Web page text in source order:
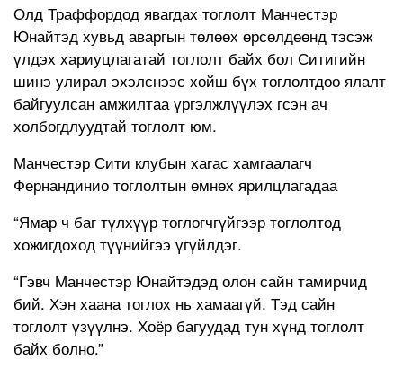
Олд Траффордод явагдах тоглолт Манчестэр
Юнайтэд хувьд аваргын төлөөх өрсөлдөөнд тэсэж
үлдэх хариуцлагатай тоглолт байх бол Ситигийн
шинэ улирал эхэлснээс хойш бүх тоглолтдоо ялалт
байгуулсан амжилтаа үргэлжлүүлэх гсэн ач
холбогдлуудтай тоглолт юм.
Манчестэр Сити клубын хагас хамгаалагч
Фернандинио тоглолтын өмнөх ярилцлагадаа
“Ямар ч баг түлхүүр тоглогчгүйгээр тоглолтод
хожигдоход түүнийгээ үгүйлдэг.
“Гэвч Манчестэр Юнайтэдэд олон сайн тамирчид
бий. Хэн хаана тоглох нь хамаагүй. Тэд сайн
тоглолт үзүүлнэ. Хоёр багуудад тун хүнд тоглолт
байх болно.”